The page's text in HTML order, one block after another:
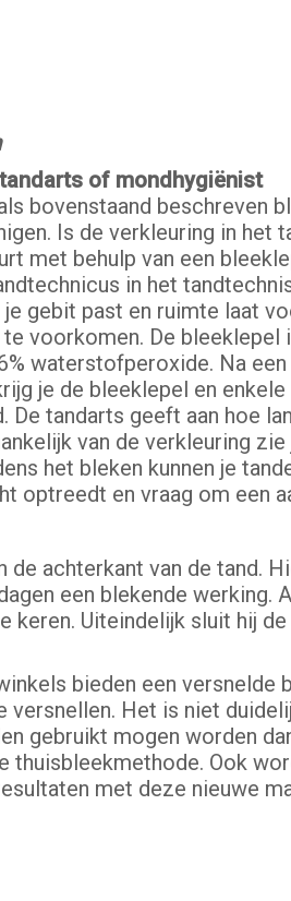
of mondhygiënist
bovenstaand beschreven
Is de verkleuring in het
met behulp van een
in het
gebit past en ruimte laat
voorkomen. De
waterstofperoxide. Na
je de bleeklepel en
De tandarts geeft aan hoe
van de verkleuring
het bleken kunnen je
optreedt en vraag om een
de achterkant van de tand.
een blekende werking.
keren. Uiteindelijk sluit hij
bieden een versnelde
Het is niet
gebruikt mogen worden
thuisbleekmethode. Ook
met deze nieuwe